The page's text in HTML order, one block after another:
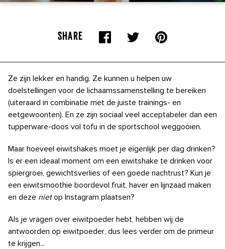
SHARE
Ze zijn lekker en handig. Ze kunnen u helpen uw
doelstellingen voor de lichaamssamenstelling te bereiken
(uiteraard in combinatie met de juiste trainings- en
eetgewoonten). En ze zijn sociaal veel acceptabeler dan een
tupperware-doos vol tofu in de sportschool weggooien.
Maar hoeveel eiwitshakes moet je eigenlijk per dag drinken?
Is er een ideaal moment om een ​​eiwitshake te drinken voor
spiergroei, gewichtsverlies of een goede nachtrust? Kun je
een eiwitsmoothie boordevol fruit, haver en lijnzaad maken
en deze niet op Instagram plaatsen?
Als je vragen over eiwitpoeder hebt, hebben wij de
antwoorden op eiwitpoeder, dus lees verder om de primeur
te krijgen...